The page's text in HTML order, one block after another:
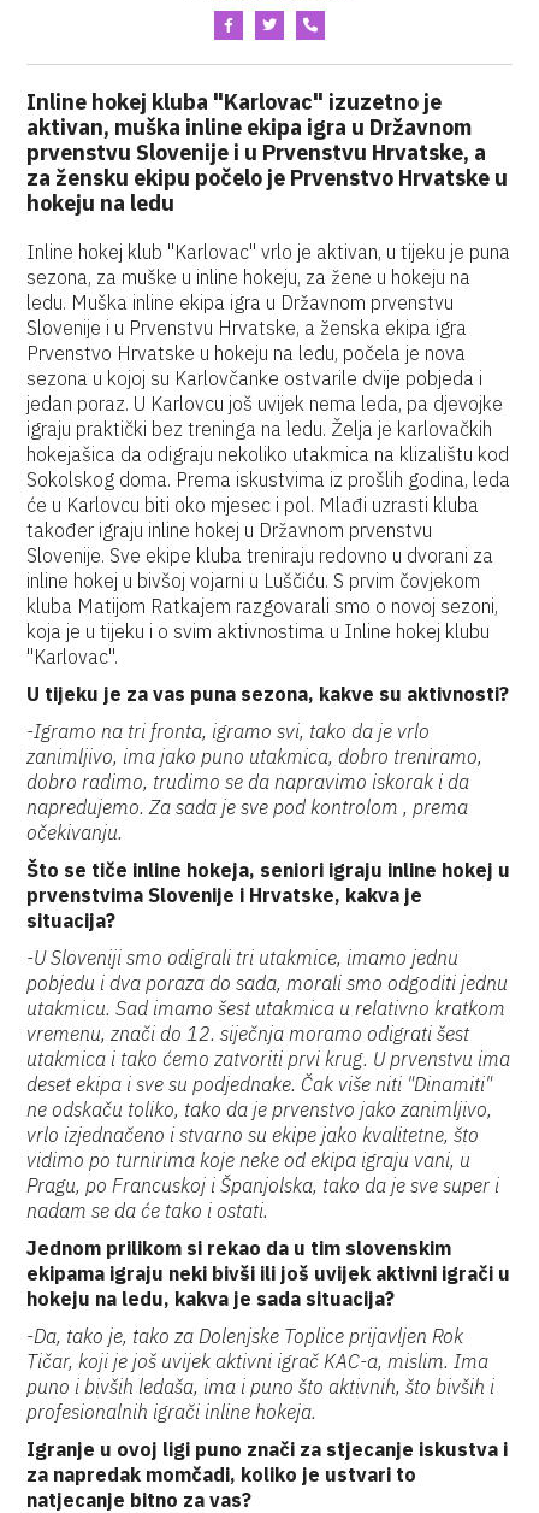
Inline hokej kluba "Karlovac" izuzetno je
aktivan, muška inline ekipa igra u Državnom
prvenstvu Slovenije i u Prvenstvu Hrvatske, a
za žensku ekipu počelo je Prvenstvo Hrvatske u
hokeju na ledu
Inline hokej klub "Karlovac" vrlo je aktivan, u tijeku je puna
sezona, za muške u inline hokeju, za žene u hokeju na
ledu. Muška inline ekipa igra u Državnom prvenstvu
Slovenije i u Prvenstvu Hrvatske, a ženska ekipa igra
Prvenstvo Hrvatske u hokeju na ledu, počela je nova
sezona u kojoj su Karlovčanke ostvarile dvije pobjeda i
jedan poraz. U Karlovcu još uvijek nema leda, pa djevojke
igraju praktički bez treninga na ledu. Želja je karlovačkih
hokejašica da odigraju nekoliko utakmica na klizalištu kod
Sokolskog doma. Prema iskustvima iz prošlih godina, leda
će u Karlovcu biti oko mjesec i pol. Mlađi uzrasti kluba
također igraju inline hokej u Državnom prvenstvu
Slovenije. Sve ekipe kluba treniraju redovno u dvorani za
inline hokej u bivšoj vojarni u Luščiću. S prvim čovjekom
kluba Matijom Ratkajem razgovarali smo o novoj sezoni,
koja je u tijeku i o svim aktivnostima u Inline hokej klubu
"Karlovac".
U tijeku je za vas puna sezona, kakve su aktivnosti?
-Igramo na tri fronta, igramo svi, tako da je vrlo
zanimljivo, ima jako puno utakmica, dobro treniramo,
dobro radimo, trudimo se da napravimo iskorak i da
napredujemo. Za sada je sve pod kontrolom , prema
očekivanju.
Što se tiče inline hokeja, seniori igraju inline hokej u
prvenstvima Slovenije i Hrvatske, kakva je
situacija?
-U Sloveniji smo odigrali tri utakmice, imamo jednu
pobjedu i dva poraza do sada, morali smo odgoditi jednu
utakmicu. Sad imamo šest utakmica u relativno kratkom
vremenu, znači do 12. siječnja moramo odigrati šest
utakmica i tako ćemo zatvoriti prvi krug. U prvenstvu ima
deset ekipa i sve su podjednake. Čak više niti "Dinamiti"
ne odskaču toliko, tako da je prvenstvo jako zanimljivo,
vrlo izjednačeno i stvarno su ekipe jako kvalitetne, što
vidimo po turnirima koje neke od ekipa igraju vani, u
Pragu, po Francuskoj i Španjolska, tako da je sve super i
nadam se da će tako i ostati.
Jednom prilikom si rekao da u tim slovenskim
ekipama igraju neki bivši ili još uvijek aktivni igrači u
hokeju na ledu, kakva je sada situacija?
-Da, tako je, tako za Dolenjske Toplice prijavljen Rok
Tičar, koji je još uvijek aktivni igrač KAC-a, mislim. Ima
puno i bivših ledaša, ima i puno što aktivnih, što bivših i
profesionalnih igrači inline hokeja.
Igranje u ovoj ligi puno znači za stjecanje iskustva i
za napredak momčadi, koliko je ustvari to
natjecanje bitno za vas?